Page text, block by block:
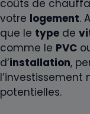
coûts de
votre logement.
que le type de
comme le PVC
d’installation,
l’investissement
potentielles.